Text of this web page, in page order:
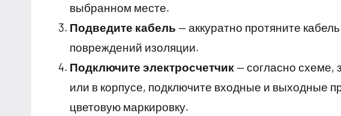
выбранном месте.
Подведите кабель — аккуратно протяните
повреждений изоляции.
Подключите электросчетчик— согласно схеме,
или в корпусе, подключите входные и выходные
цветовую маркировку.